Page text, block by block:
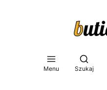
Menu
Otwórz
Szukaj